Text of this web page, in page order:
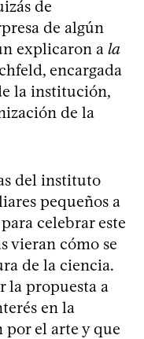
de
de algún
explicaron a la
encargada
la institución,
de la
del instituto
pequeños a
celebrar este
vieran cómo se
de la ciencia.
la propuesta a
en la
el arte y que